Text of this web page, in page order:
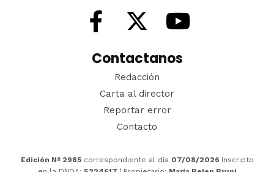
Contactanos
Redacción
Carta al director
Reportar error
Contacto
Edición Nº 2985 correspondiente al día 07/08/2026 Inscripto